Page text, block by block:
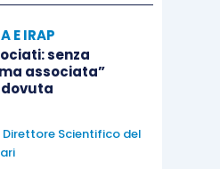
acquisizione degli
del corrispettivo in atto;
E IRAP
senza
associata”
dovuta
Scientifico del